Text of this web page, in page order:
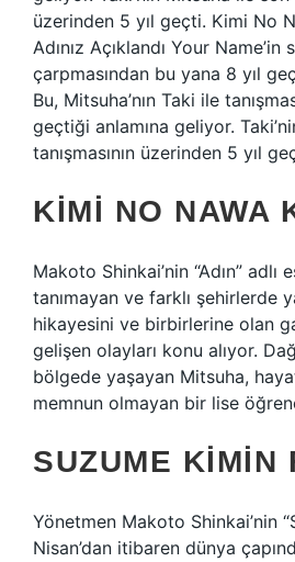
üzerinden 5 yıl geçti. Kimi No
Adınız Açıklandı Your Name’in
çarpmasından bu yana 8 yıl
Bu, Mitsuha’nın Taki ile
geçtiği anlamına geliyor.
tanışmasının üzerinden 5 yıl
KIMI NO NAWA
Makoto Shinkai’nin “Adın” adlı
tanımayan ve farklı şehirlerde
hikayesini ve birbirlerine olan
gelişen olayları konu alıyor.
bölgede yaşayan Mitsuha,
memnun olmayan bir lise
SUZUME KIMIN
Yönetmen Makoto Shinkai’nin
Nisan’dan itibaren dünya